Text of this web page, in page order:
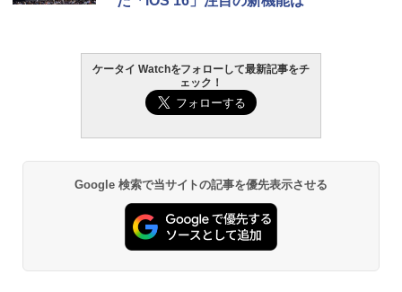
ケータイ Watchをフォローして最新記事をチ
ェック！
Google 検索で当サイトの記事を優先表示させる